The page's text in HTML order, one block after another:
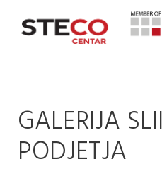
GALERIJA
PODJETJA